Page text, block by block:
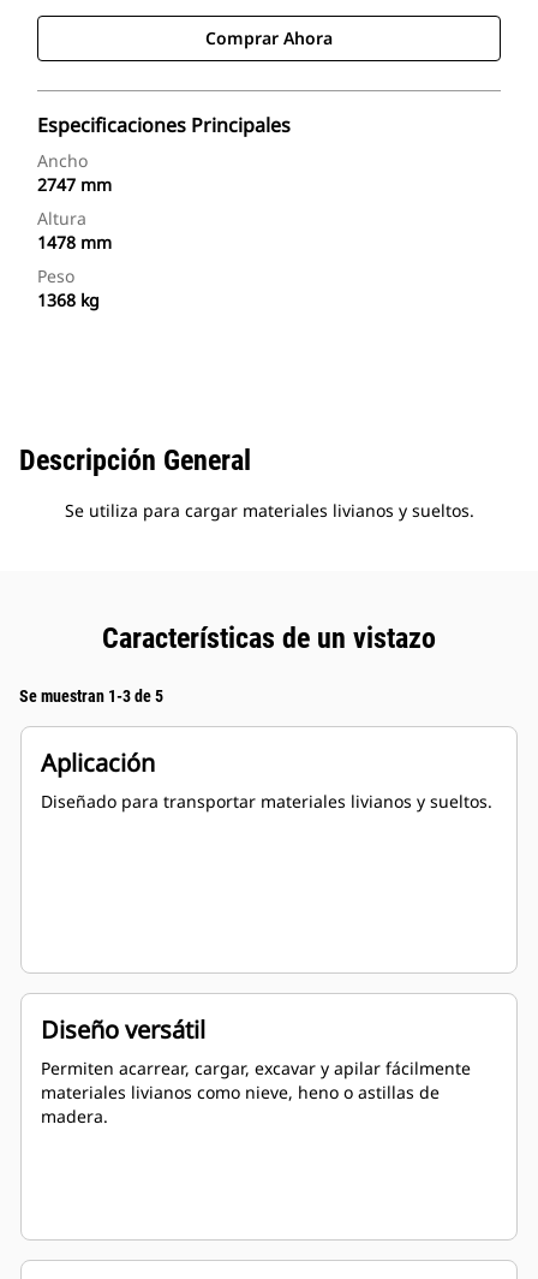
Comprar Ahora
Especificaciones Principales
Ancho
2747 mm
Altura
1478 mm
Peso
1368 kg
Descripción General
Se utiliza para cargar materiales livianos y sueltos.
Características de un vistazo
Se muestran 1-3 de 5
Aplicación
Diseñado para transportar materiales livianos y sueltos.
Diseño versátil
Permiten acarrear, cargar, excavar y apilar fácilmente
materiales livianos como nieve, heno o astillas de
madera.